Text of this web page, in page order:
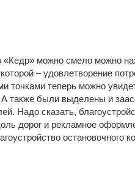
«Кедр» можно смело можно
– удовлетворение
точками теперь можно
А также были выделены и
Надо сказать,
дорог и рекламное
остановочного